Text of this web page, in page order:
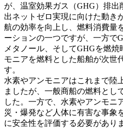
が、温室効果ガス（GHG）排出
出ネットゼロ実現に向けた動き
航の効率を向上し、燃料消費量
ーションの一つですが、一方で
メタノール、そしてGHGを燃
モニアを燃料とした船舶が次世
す。
水素やアンモニアはこれまで陸
ましたが、一般商船の燃料とし
した。一方で、水素やアンモニ
災・爆発など人体に有害な事象
に安全性を評価する必要があり